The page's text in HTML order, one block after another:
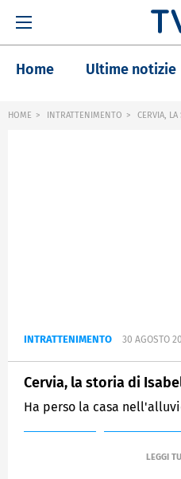
Home Ultime notizie
HOME INTRATTENIMENTO CERVIA,
INTRATTENIMENTO 30 AGOSTO
Cervia, la storia di
Ha perso la casa